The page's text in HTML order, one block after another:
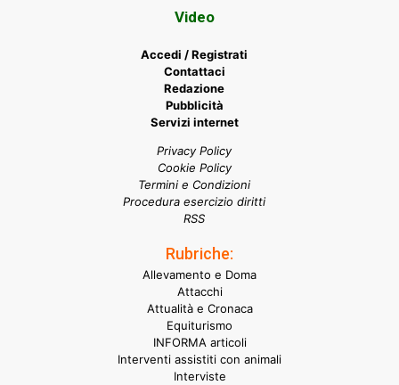
Video
Accedi / Registrati
Contattaci
Redazione
Pubblicità
Servizi internet
Privacy Policy
Cookie Policy
Termini e Condizioni
Procedura esercizio diritti
RSS
Rubriche:
Allevamento e Doma
Attacchi
Attualità e Cronaca
Equiturismo
INFORMA articoli
Interventi assistiti con animali
Interviste